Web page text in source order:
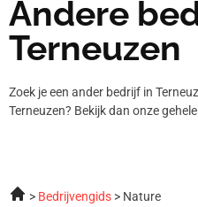
Andere
Terneuzen
Zoek je een ander bedrijf in
Terneuzen? Bekijk dan onze gehele
Bedrijvengids Nature